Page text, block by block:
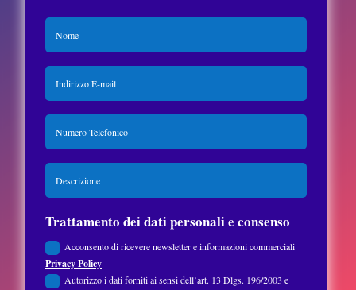
Trattamento dei dati personali e consenso
Acconsento di ricevere newsletter e informazioni commerciali
Privacy Policy
Autorizzo i dati forniti ai sensi dell’art. 13 Dlgs. 196/2003 e